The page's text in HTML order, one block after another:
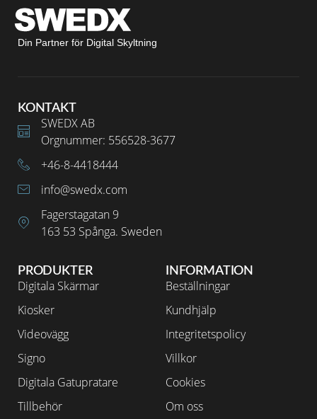
Din Partner för Digital Skyltning
INFORMATION
Beställningar
Kundhjälp
Integritetspolicy
Villkor
Cookies
Om oss
PRODUKTER
Digitala Skärmar
Kiosker
Videovägg
Signo
Digitala Gatupratare
Tillbehör
KONTAKT
SWEDX AB
Orgnummer: 556528-3677
+46-8-4418444
info@swedx.com
Fagerstagatan 9
163 53 Spånga. Sweden